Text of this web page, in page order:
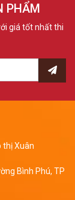
PHẨM
giá tốt nhất thi
thị Xuân
Bình Phú, TP